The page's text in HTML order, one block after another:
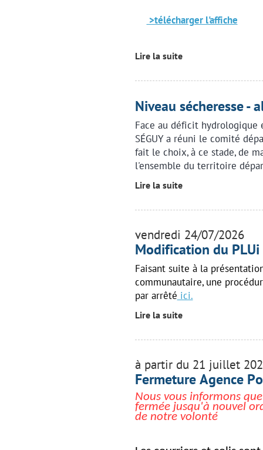
>télécharger l'affiche
Lire la suite
Niveau sécheresse -
Face au déficit hydrologique
SÉGUY a réuni le comité
fait le choix, à ce stade, de
l'ensemble du territoire
Lire la suite
vendredi 24/07/2026
Modification du PLUi
Faisant suite à la
communautaire, une
par arrêté ici.
Lire la suite
à partir du 21 juillet
Fermeture Agence
Nous vous informons
fermée jusqu'à nouvel
de notre volonté